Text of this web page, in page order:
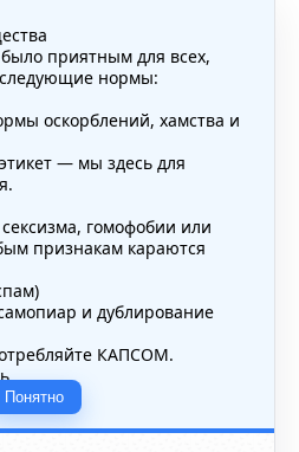
приятным для всех,
нормы:
оскорблений, хамства и
— мы здесь для
гомофобии или
признакам караются
и дублирование
КАПСОМ.
данные — свои или чужие
Понятно